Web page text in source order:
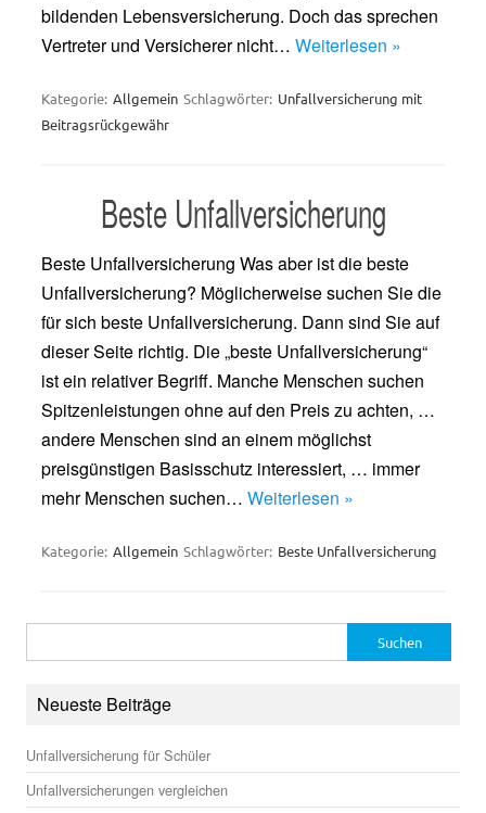
bildenden Lebensversicherung. Doch das sprechen
Vertreter und Versicherer nicht… Weiterlesen »
Kategorie: Allgemein Schlagwörter: Unfallversicherung mit
Beitragsrückgewähr
Beste Unfallversicherung
Beste Unfallversicherung Was aber ist die beste
Unfallversicherung? Möglicherweise suchen Sie die
für sich beste Unfallversicherung. Dann sind Sie auf
dieser Seite richtig. Die „beste Unfallversicherung“
ist ein relativer Begriff. Manche Menschen suchen
Spitzenleistungen ohne auf den Preis zu achten, …
andere Menschen sind an einem möglichst
preisgünstigen Basisschutz interessiert, … immer
mehr Menschen suchen… Weiterlesen »
Kategorie: Allgemein Schlagwörter: Beste Unfallversicherung
nach:
Neueste Beiträge
Unfallversicherung für Schüler
Unfallversicherungen vergleichen